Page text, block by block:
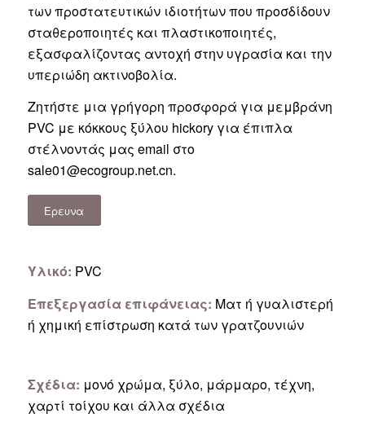
των προστατευτικών ιδιοτήτων που προσδίδουν
σταθεροποιητές και πλαστικοποιητές,
εξασφαλίζοντας αντοχή στην υγρασία και την
υπεριώδη ακτινοβολία.
Ζητήστε μια γρήγορη προσφορά για μεμβράνη
PVC με κόκκους ξύλου hickory για έπιπλα
στέλνοντάς μας email στο
sale01@ecogroup.net.cn.
Ερευνα
Υλικό: PVC
Επεξεργασία επιφάνειας: Ματ ή γυαλιστερή
ή χημική επίστρωση κατά των γρατζουνιών
Σχέδια: μονό χρώμα, ξύλο, μάρμαρο, τέχνη,
χαρτί τοίχου και άλλα σχέδια